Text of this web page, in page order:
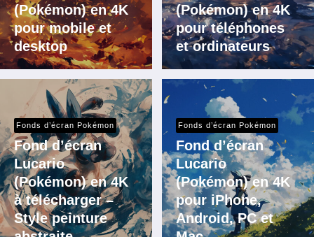
(Pokémon) en 4K
pour mobile et
desktop
(Pokémon) en 4K
pour téléphones
et ordinateurs
Fonds d’écran Pokémon
Fond d’écran
Lucario
(Pokémon) en 4K
à télécharger –
Style peinture
Fonds d’écran Pokémon
Fond d’écran
Lucario
(Pokémon) en 4K
pour iPhone,
Android, PC et